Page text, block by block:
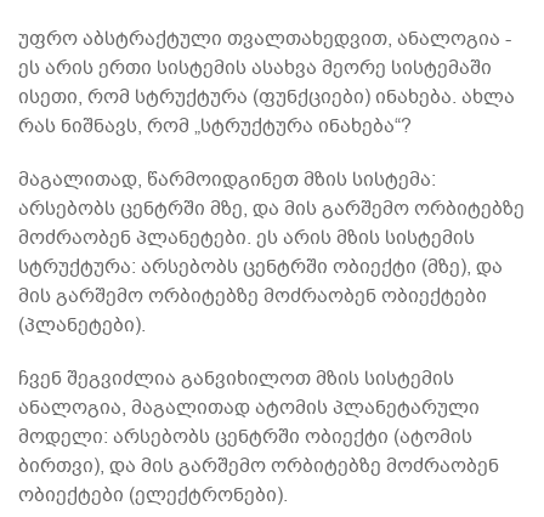
უფრო აბსტრაქტული თვალთახედვით, ანალოგია -
ეს არის ერთი სისტემის ასახვა მეორე სისტემაში
ისეთი, რომ სტრუქტურა (ფუნქციები) ინახება. ახლა
რას ნიშნავს, რომ „სტრუქტურა ინახება“?
მაგალითად, წარმოიდგინეთ მზის სისტემა:
არსებობს ცენტრში მზე, და მის გარშემო ორბიტებზე
მოძრაობენ პლანეტები. ეს არის მზის სისტემის
სტრუქტურა: არსებობს ცენტრში ობიექტი (მზე), და
მის გარშემო ორბიტებზე მოძრაობენ ობიექტები
(პლანეტები).
ჩვენ შეგვიძლია განვიხილოთ მზის სისტემის
ანალოგია, მაგალითად ატომის პლანეტარული
მოდელი: არსებობს ცენტრში ობიექტი (ატომის
ბირთვი), და მის გარშემო ორბიტებზე მოძრაობენ
ობიექტები (ელექტრონები).